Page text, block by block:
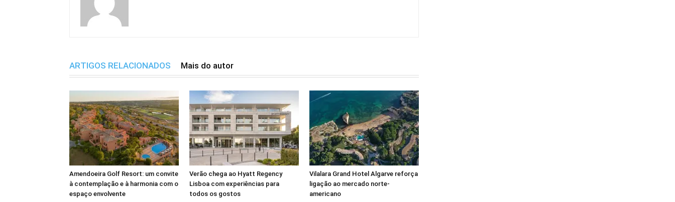
ARTIGOS RELACIONADOS Mais do autor
Amendoeira Golf Resort: um convite
à contemplação e à harmonia com o
espaço envolvente
Verão chega ao Hyatt Regency
Lisboa com experiências para
todos os gostos
Vilalara Grand Hotel Algarve reforça
ligação ao mercado norte-
americano